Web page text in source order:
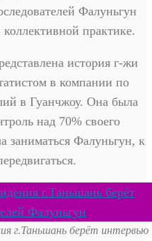
Фалуньгун
практике.
история г-жи
в компании по
в Гуанчжоу. Она была
над 70% своего
заниматься Фалуньгун, к
г.Таньшань берёт интервью